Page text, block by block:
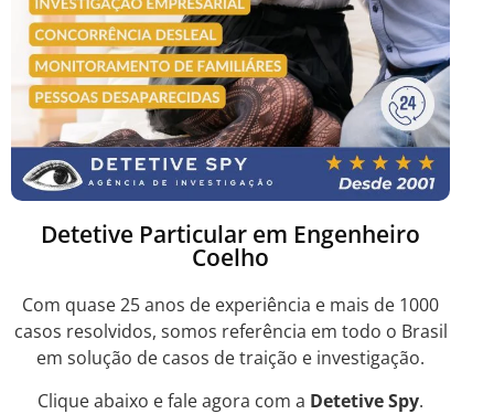
Detetive Particular em Engenheiro
Coelho
Com quase 25 anos de experiência e mais de 1000
casos resolvidos, somos referência em todo o Brasil
em solução de casos de traição e investigação.
Clique abaixo e fale agora com a Detetive Spy.